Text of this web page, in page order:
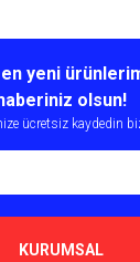
ilk yorumu siz
Yorum Yaz
teşekkür ederiz.
veya
bilgiler bulunuyor.
daha pahalı.
yeni
olsun!
ücretsiz kaydedin
KURUMSAL